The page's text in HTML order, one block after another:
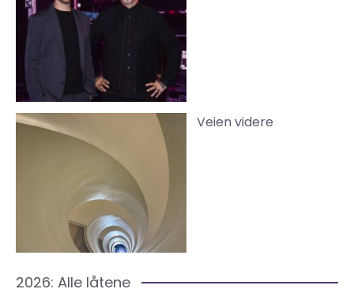
Veien videre
2026: Alle låtene